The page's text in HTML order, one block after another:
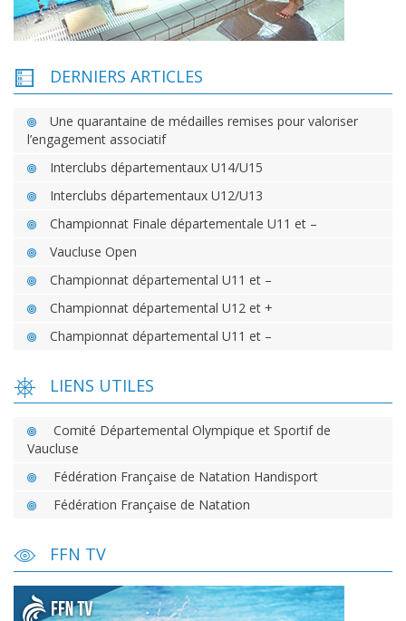
DERNIERS ARTICLES
Une quarantaine de médailles remises pour valoriser
l’engagement associatif
Interclubs départementaux U14/U15
Interclubs départementaux U12/U13
Championnat Finale départementale U11 et –
Vaucluse Open
Championnat départemental U11 et –
Championnat départemental U12 et +
Championnat départemental U11 et –
LIENS UTILES
Comité Départemental Olympique et Sportif de
Vaucluse
Fédération Française de Natation Handisport
Fédération Française de Natation
FFN TV